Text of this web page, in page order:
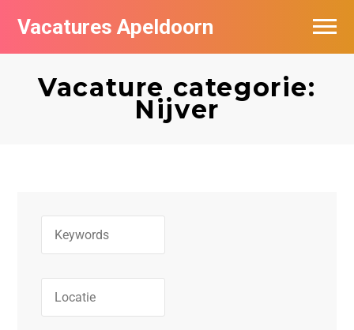
Vacatures Apeldoorn
Vacature categorie:
Nijver
Vacatures per bedrijf
De populairste vacatures in Apeldoorn